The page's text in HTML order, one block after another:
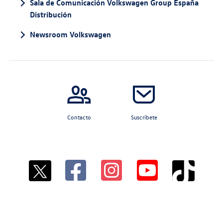
Sala de Comunicación Volkswagen Group España
Distribución
Newsroom Volkswagen
Contacto Suscríbete